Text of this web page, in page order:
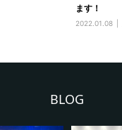
ます！
2022.01.08
BLOG